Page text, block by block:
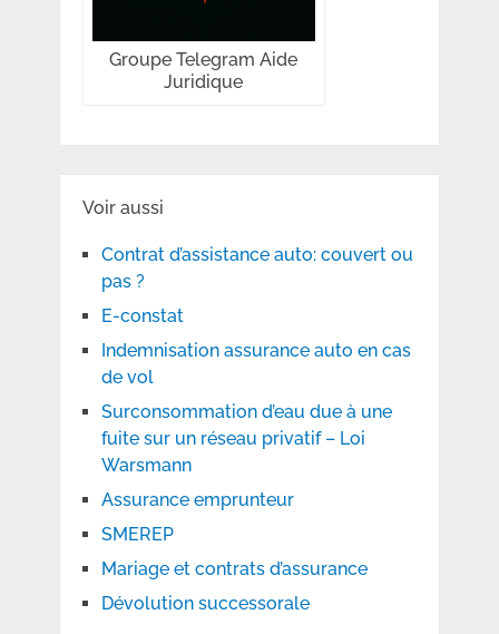
Groupe Telegram Aide
Juridique
Voir aussi
Contrat d’assistance auto: couvert ou
pas ?
E-constat
Indemnisation assurance auto en cas
de vol
Surconsommation d’eau due à une
fuite sur un réseau privatif – Loi
Warsmann
Assurance emprunteur
SMEREP
Mariage et contrats d’assurance
Dévolution successorale